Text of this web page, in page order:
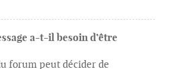
a-t-il besoin d’être
forum peut décider de